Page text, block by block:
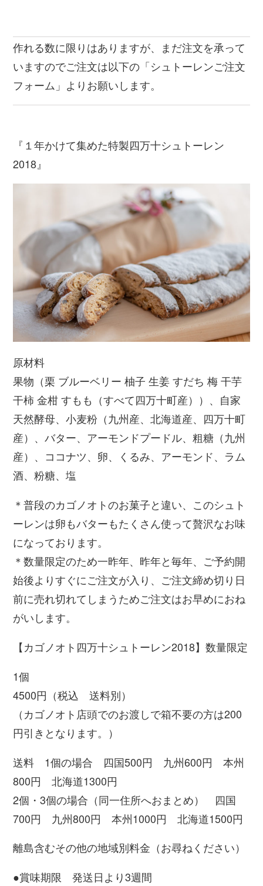
作れる数に限りはありますが、まだ注文を承って
いますのでご注文は以下の「シュトーレンご注文
フォーム」よりお願いします。
『１年かけて集めた特製四万十シュトーレン
2018』
原材料
果物（栗 ブルーベリー 柚子 生姜 すだち 梅 干芋
干柿 金柑 すもも（すべて四万十町産））、自家
天然酵母、小麦粉（九州産、北海道産、四万十町
産）、バター、アーモンドプードル、粗糖（九州
産）、ココナツ、卵、くるみ、アーモンド、ラム
酒、粉糖、塩
＊普段のカゴノオトのお菓子と違い、このシュト
ーレンは卵もバターもたくさん使って贅沢なお味
になっております。
＊数量限定のため一昨年、昨年と毎年、ご予約開
始後よりすぐにご注文が入り、ご注文締め切り日
前に売れ切れてしまうためご注文はお早めにおね
がいします。
【カゴノオト四万十シュトーレン2018】数量限定
1個
4500円（税込 送料別）
（カゴノオト店頭でのお渡しで箱不要の方は200
円引きとなります。）
送料 1個の場合 四国500円 九州600円 本州
800円 北海道1300円
2個・3個の場合（同一住所へおまとめ） 四国
700円 九州800円 本州1000円 北海道1500円
離島含むその他の地域別料金（お尋ねください）
●賞味期限 発送日より3週間